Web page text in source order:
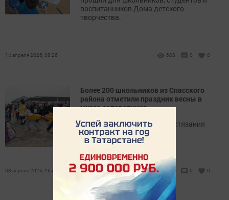
воспитанников Дома детского
творчества.
14 апреля 2026, 08:26 603 0 0
Более 200 школьников из Спасского
района отметили праздник весны в
музее-заповеднике
Для ребят провели игры, состязания
и угостили блинами из печи.
08 апреля 2026, 16:49 715 0 0